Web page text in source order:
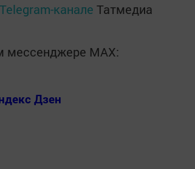
Telegram-канале Татмедиа
мессенджере MАХ:
Дзен